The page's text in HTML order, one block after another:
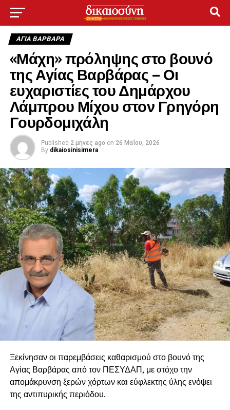
ΑΓΙΑ ΒΑΡΒΑΡΑ
«Μάχη» πρόληψης στο βουνό
της Αγίας Βαρβάρας – Οι
ευχαριστίες του Δημάρχου
Λάμπρου Μίχου στον Γρηγόρη
Γουρδομιχάλη
Published 2 μήνες ago on 26 Μαΐου, 2026
By dikaiosinisimera
Ξεκίνησαν οι παρεμβάσεις καθαρισμού στο βουνό της
Αγίας Βαρβάρας από τον ΠΕΣΥΔΑΠ, με στόχο την
απομάκρυνση ξερών χόρτων και εύφλεκτης ύλης ενόψει
της αντιπυρικής περιόδου.